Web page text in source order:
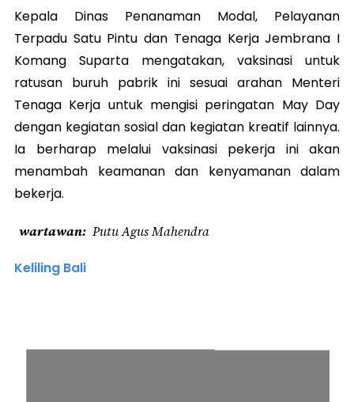
Kepala Dinas Penanaman Modal, Pelayanan
Terpadu Satu Pintu dan Tenaga Kerja Jembrana I
Komang Suparta mengatakan, vaksinasi untuk
ratusan buruh pabrik ini sesuai arahan Menteri
Tenaga Kerja untuk mengisi peringatan May Day
dengan kegiatan sosial dan kegiatan kreatif lainnya.
Ia berharap melalui vaksinasi pekerja ini akan
menambah keamanan dan kenyamanan dalam
bekerja.
wartawan Putu Agus Mahendra
Keliling Bali